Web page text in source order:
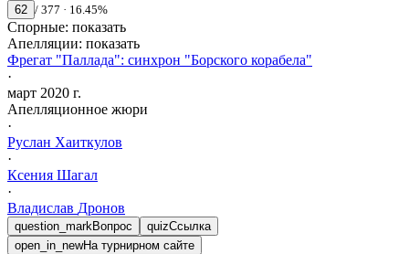
62 / 377 · 16.45%
Спорные: показать
Апелляции: показать
Фрегат "Паллада": синхрон "Борского корабела"
·
март 2020 г.
Апелляционное жюри
·
Руслан Хаиткулов
·
Ксения Шагал
·
Владислав Дронов
question_markВопрос quizСсылка
open_in_newНа турнирном сайте